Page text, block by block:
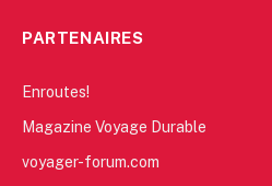
PARTENAIRES
Enroutes!
Magazine Voyage Durable
voyager-forum.com